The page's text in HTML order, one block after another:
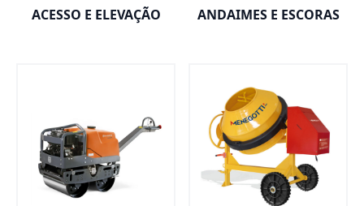
ACESSO E ELEVAÇÃO ANDAIMES E ESCORAS